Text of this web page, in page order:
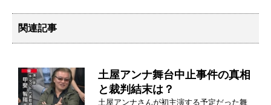
関連記事
土屋アンナ舞台中止事件の真相
と裁判結末は？
土屋アンナさんが初主演する予定だった舞